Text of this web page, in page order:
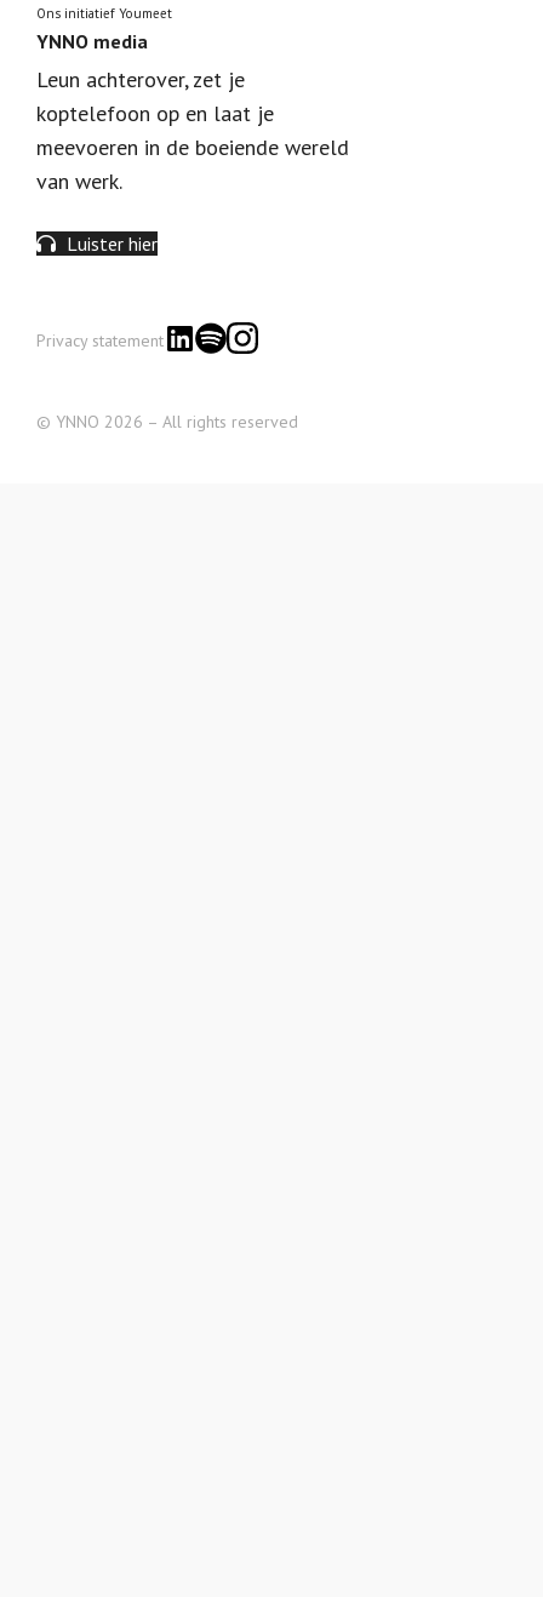
Ons initiatief Youmeet
YNNO media
Leun achterover, zet je
koptelefoon op en laat je
meevoeren in de boeiende wereld
van werk.
Luister hier
© YNNO 2026 – All rights reserved
Privacy statement